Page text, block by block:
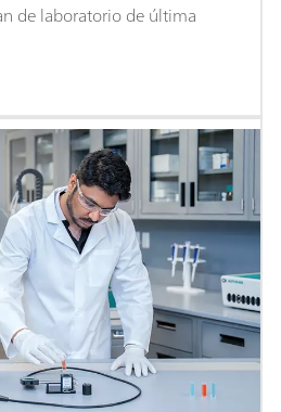
de laboratorio de última